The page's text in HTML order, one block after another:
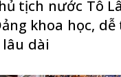
tịch nước Tô
khoa học,
lâu dài